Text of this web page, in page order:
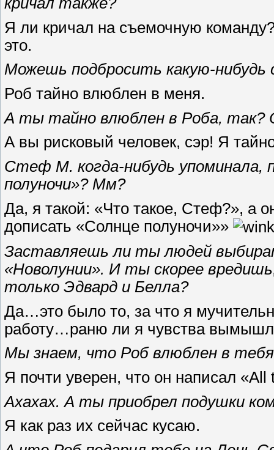
Я ли кричал на съемочную
это.
Можешь подбросить какую-нибудь
Роб тайно влюблен в меня.
А ты тайно влюблен в Роба, так?
А вы рисковый человек, сэр! Я
Стеф М. когда-нибудь упоминала,
полуночи»? Мм?
Да, я такой: «Что такое, Стеф?», а
дописать «Солнце полуночи»»
Заставляешь ли ты людей
«Новолунии». И ты скорее
только Эдвард и Белла?
Да…это было то, за что я
работу…раню ли я чувства
Мы знаем, что Роб влюблен в
Я почти уверен, что он написал
Ахахах. А ты приобрел подушки
Я как раз их сейчас кусаю.